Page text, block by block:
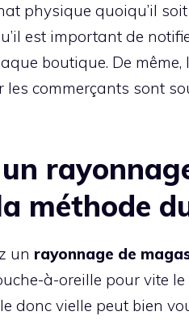
physique quoiqu’il
est important de
boutique. De
les commerçants sont
méthode
un rayonnage de
à-oreille pour vite le
donc vielle peut bien